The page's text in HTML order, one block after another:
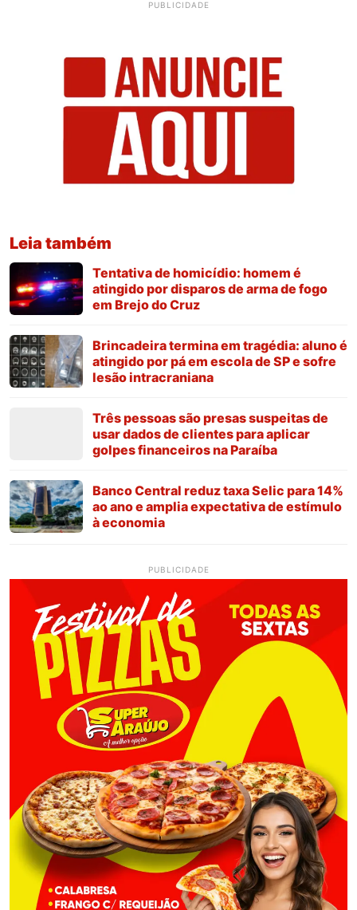
PUBLICIDADE
Leia também
Tentativa de homicídio: homem é
atingido por disparos de arma de fogo
em Brejo do Cruz
Brincadeira termina em tragédia: aluno é
atingido por pá em escola de SP e sofre
lesão intracraniana
Três pessoas são presas suspeitas de
usar dados de clientes para aplicar
golpes financeiros na Paraíba
Banco Central reduz taxa Selic para 14%
ao ano e amplia expectativa de estímulo
à economia
PUBLICIDADE